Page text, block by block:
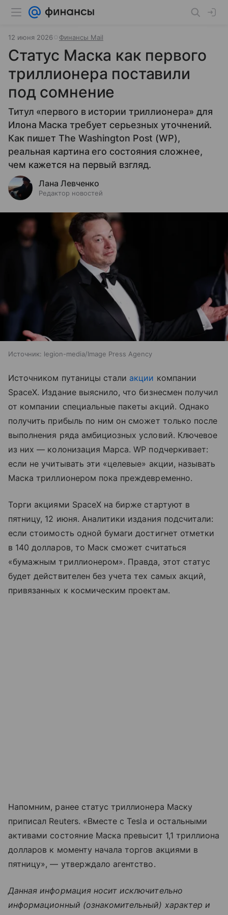
12 июня 2026 Финансы Mail
Статус Маска как первого
триллионера поставили
под сомнение
Титул «первого в истории триллионера» для
Илона Маска требует серьезных уточнений.
Как пишет The Washington Post (WP),
реальная картина его состояния сложнее,
чем кажется на первый взгляд.
Лана Левченко
Редактор новостей
Источник: legion-media/Image Press Agency
Источником путаницы стали акции компании
SpaceX. Издание выяснило, что бизнесмен получил
от компании специальные пакеты акций. Однако
получить прибыль по ним он сможет только после
выполнения ряда амбициозных условий. Ключевое
из них — колонизация Марса. WP подчеркивает:
если не учитывать эти «целевые» акции, называть
Маска триллионером пока преждевременно.
Торги акциями SpaceX на бирже стартуют в
пятницу, 12 июня. Аналитики издания подсчитали:
если стоимость одной бумаги достигнет отметки
в 140 долларов, то Маск сможет считаться
«бумажным триллионером». Правда, этот статус
будет действителен без учета тех самых акций,
привязанных к космическим проектам.
Напомним, ранее статус триллионера Маску
приписал Reuters. «Вместе с Tesla и остальными
активами состояние Маска превысит 1,1 триллиона
долларов к моменту начала торгов акциями в
пятницу», — утверждало агентство.
Данная информация носит исключительно
информационный (ознакомительный) характер и